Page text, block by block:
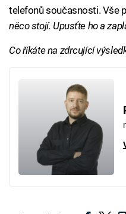
telefonů současnosti. Vše
něco stojí. Upusťte ho a
Co říkáte na zdrcující